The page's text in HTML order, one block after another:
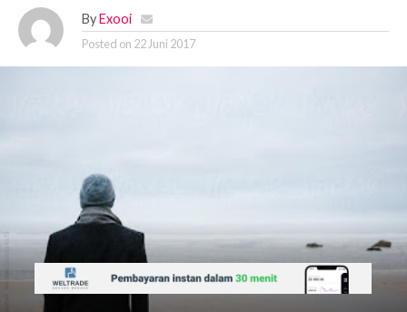
By Exooi
Posted on 22 Juni 2017